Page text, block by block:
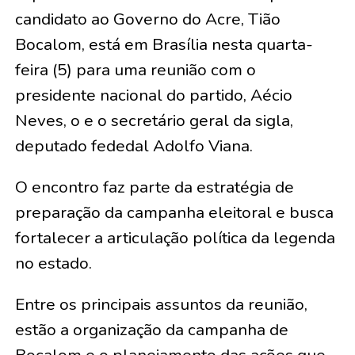
candidato ao Governo do Acre, Tião
Bocalom, está em Brasília nesta quarta-
feira (5) para uma reunião com o
presidente nacional do partido, Aécio
Neves, o e o secretário geral da sigla,
deputado fededal Adolfo Viana.
O encontro faz parte da estratégia de
preparação da campanha eleitoral e busca
fortalecer a articulação política da legenda
no estado.
Entre os principais assuntos da reunião,
estão a organização da campanha de